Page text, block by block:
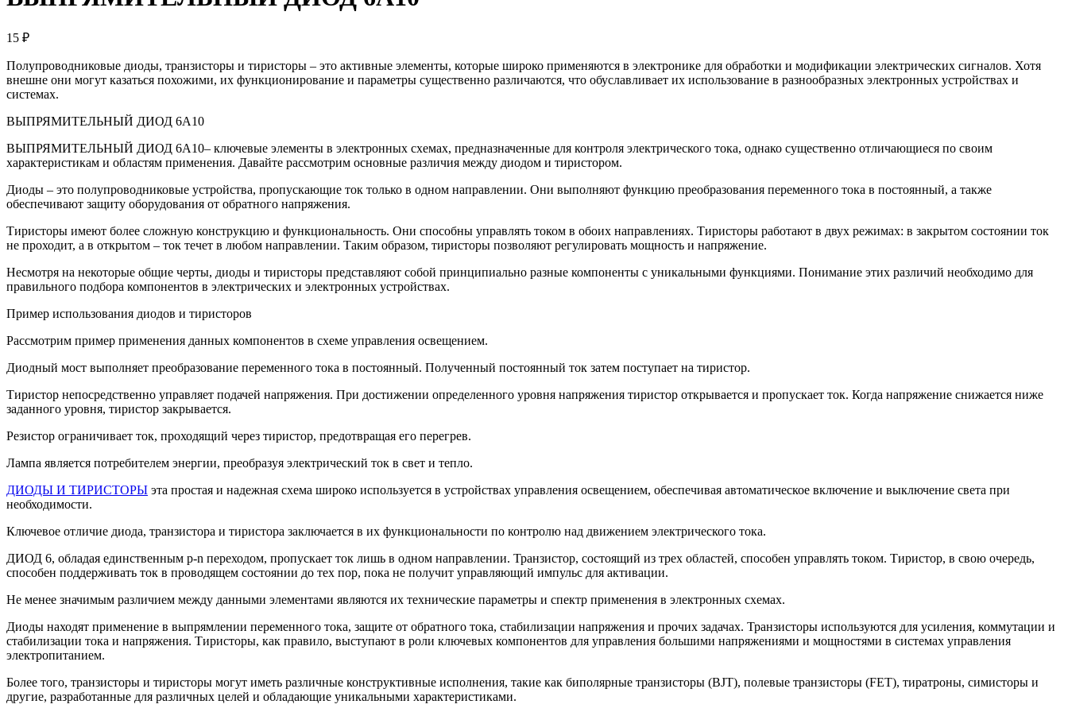
15 ₽
Полупроводниковые диоды, транзисторы и тиристоры – это активные элементы, которые широко применяются в электронике для обработки и модификации электрических сигналов. Хотя
внешне они могут казаться похожими, их функционирование и параметры существенно различаются, что обуславливает их использование в разнообразных электронных устройствах и
системах.
ВЫПРЯМИТЕЛЬНЫЙ ДИОД 6A10
ВЫПРЯМИТЕЛЬНЫЙ ДИОД 6A10– ключевые элементы в электронных схемах, предназначенные для контроля электрического тока, однако существенно отличающиеся по своим
характеристикам и областям применения. Давайте рассмотрим основные различия между диодом и тиристором.
Диоды – это полупроводниковые устройства, пропускающие ток только в одном направлении. Они выполняют функцию преобразования переменного тока в постоянный, а также
обеспечивают защиту оборудования от обратного напряжения.
Тиристоры имеют более сложную конструкцию и функциональность. Они способны управлять током в обоих направлениях. Тиристоры работают в двух режимах: в закрытом состоянии ток
не проходит, а в открытом – ток течет в любом направлении. Таким образом, тиристоры позволяют регулировать мощность и напряжение.
Несмотря на некоторые общие черты, диоды и тиристоры представляют собой принципиально разные компоненты с уникальными функциями. Понимание этих различий необходимо для
правильного подбора компонентов в электрических и электронных устройствах.
Пример использования диодов и тиристоров
Рассмотрим пример применения данных компонентов в схеме управления освещением.
Диодный мост выполняет преобразование переменного тока в постоянный. Полученный постоянный ток затем поступает на тиристор.
Тиристор непосредственно управляет подачей напряжения. При достижении определенного уровня напряжения тиристор открывается и пропускает ток. Когда напряжение снижается ниже
заданного уровня, тиристор закрывается.
Резистор ограничивает ток, проходящий через тиристор, предотвращая его перегрев.
Лампа является потребителем энергии, преобразуя электрический ток в свет и тепло.
ДИОДЫ И ТИРИСТОРЫ эта простая и надежная схема широко используется в устройствах управления освещением, обеспечивая автоматическое включение и выключение света при
необходимости.
Ключевое отличие диода, транзистора и тиристора заключается в их функциональности по контролю над движением электрического тока.
ДИОД 6, обладая единственным p-n переходом, пропускает ток лишь в одном направлении. Транзистор, состоящий из трех областей, способен управлять током. Тиристор, в свою очередь,
способен поддерживать ток в проводящем состоянии до тех пор, пока не получит управляющий импульс для активации.
Не менее значимым различием между данными элементами являются их технические параметры и спектр применения в электронных схемах.
Диоды находят применение в выпрямлении переменного тока, защите от обратного тока, стабилизации напряжения и прочих задачах. Транзисторы используются для усиления, коммутации и
стабилизации тока и напряжения. Тиристоры, как правило, выступают в роли ключевых компонентов для управления большими напряжениями и мощностями в системах управления
электропитанием.
Более того, транзисторы и тиристоры могут иметь различные конструктивные исполнения, такие как биполярные транзисторы (BJT), полевые транзисторы (FET), тиратроны, симисторы и
другие, разработанные для различных целей и обладающие уникальными характеристиками.